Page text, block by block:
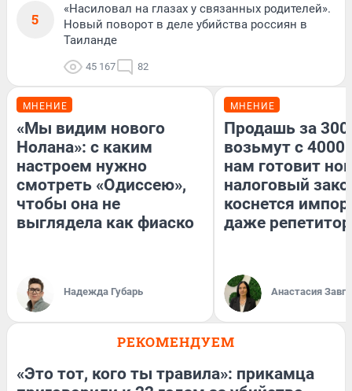
5
«Насиловал на глазах у связанных родителей».
Новый поворот в деле убийства россиян в
Таиланде
45 167 82
МНЕНИЕ
«Мы видим нового
Нолана»: с каким
настроем нужно
смотреть «Одиссею»,
чтобы она не
выглядела как фиаско
Надежда Губарь
МНЕНИЕ
Продашь за
возьмут с
нам готовит
налоговый
коснется
даже
Анастасия
РЕКОМЕНДУЕМ
«Это тот, кого ты травила»: прикамца